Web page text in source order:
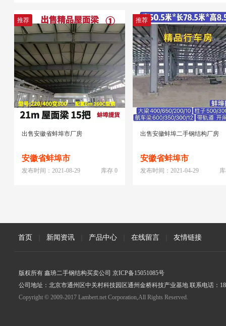
推荐
出售安徽省蚌埠市厂房
安徽省蚌埠市
库存 0
发布时间：2021-08-29
推荐
出售安徽蚌埠二手钢结构厂房
安徽省蚌埠市
发布时间：2021-04-29
首页 新闻资讯 产品中心 在线留言 友情链接
版权所有 鑫珘二手钢结构买卖公司 京ICP备15051085号
公司地址：北京市通州区中关村科技园区通州金桥科技产业基地 联系电话：
Copyright © 2009-2017 Lambert.net Corporation,All Rights Reserved.